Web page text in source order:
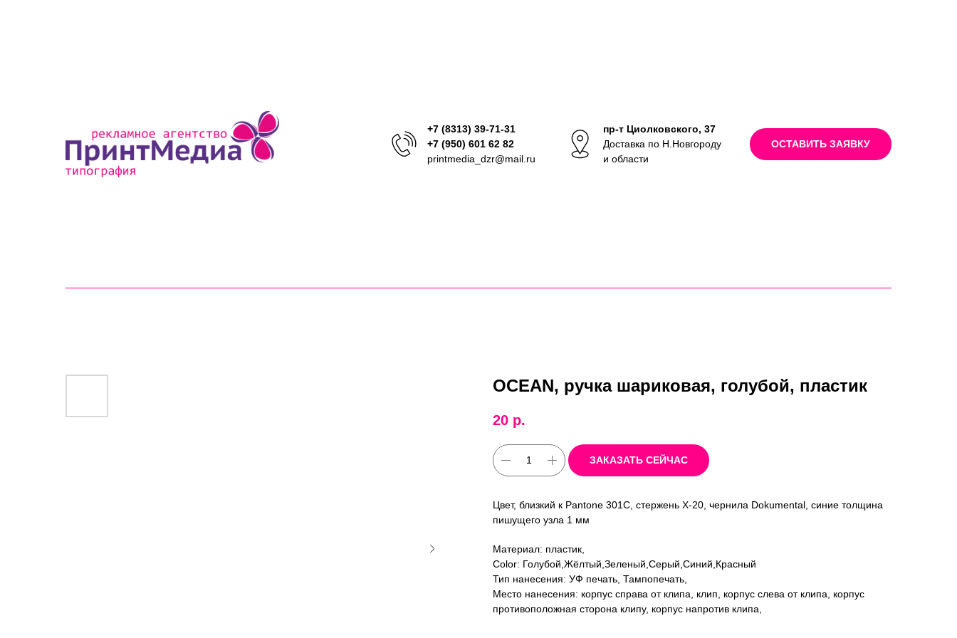
+7 (8313) 39-71-31
+7 (950) 601 62 82
printmedia_dzr@mail.ru
пр-т Циолковского, 37
Доставка по Н.Новгороду
и области
ОСТАВИТЬ ЗАЯВКУ
OCEAN, ручка шариковая, голубой, пластик
20 р.
ЗАКАЗАТЬ СЕЙЧАС
Цвет, близкий к Pantone 301C, стержень Х-20, чернила Dokumental, синие толщина
пишущего узла 1 мм
Материал: пластик,
Color: Голубой,Жёлтый,Зеленый,Серый,Синий,Красный
Тип нанесения: УФ печать, Тампопечать,
Место нанесения: корпус справа от клипа, клип, корпус слева от клипа, корпус
противоположная сторона клипу, корпус напротив клипа,